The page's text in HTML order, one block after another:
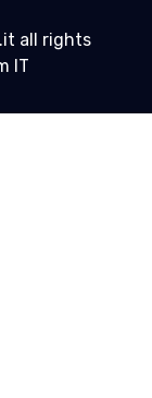
all rights
IT